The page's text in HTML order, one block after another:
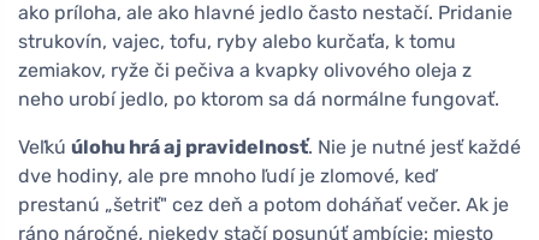
ako príloha, ale ako hlavné jedlo často nestačí. Pridanie
strukovín, vajec, tofu, ryby alebo kurčaťa, k tomu
zemiakov, ryže či pečiva a kvapky olivového oleja z
neho urobí jedlo, po ktorom sa dá normálne fungovať.
Veľkú úlohu hrá aj pravidelnosť. Nie je nutné jesť každé
dve hodiny, ale pre mnoho ľudí je zlomové, keď
prestanú „šetriť" cez deň a potom doháňať večer. Ak je
ráno náročné, niekedy stačí posunúť ambície: miesto